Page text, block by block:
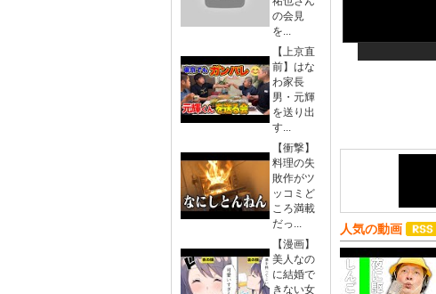
の会見
を...
【上京直
前】はな
わ家長
男・元輝
を送り出
す...
【衝撃】
料理の失
敗作がツ
ッコミど
ころ満載
だっ...
【漫画】
美人なの
に結婚で
きない女
人気の動画